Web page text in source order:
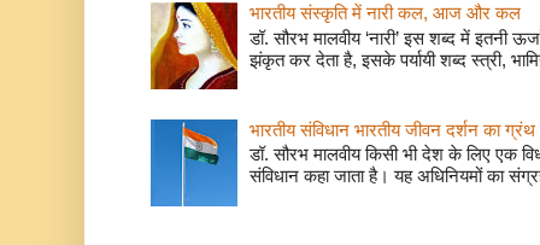
भारतीय संस्कृति में नारी कल, आज और कल
डॉ. सौरभ मालवीय ‘नारी’ इस शब्द में इतनी
झंकृत कर देता है, इसके पर्यायी शब्द स्त्री,
भारतीय संविधान भारतीय जीवन दर्शन का ग्रंथ
डॉ. सौरभ मालवीय किसी भी देश के लिए एक
संविधान कहा जाता है। यह अधिनियमों का